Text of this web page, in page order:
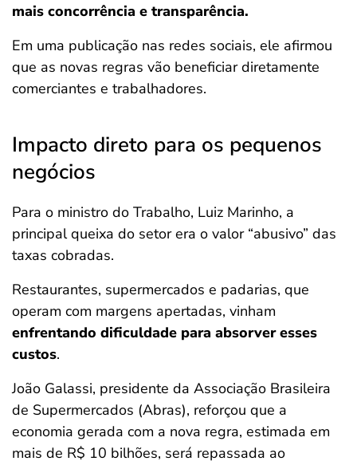
mais concorrência e transparência.
Em uma publicação nas redes sociais, ele afirmou
que as novas regras vão beneficiar diretamente
comerciantes e trabalhadores.
Impacto direto para os pequenos
negócios
Para o ministro do Trabalho, Luiz Marinho, a
principal queixa do setor era o valor “abusivo” das
taxas cobradas.
Restaurantes, supermercados e padarias, que
operam com margens apertadas, vinham
enfrentando dificuldade para absorver esses
custos.
João Galassi, presidente da Associação Brasileira
de Supermercados (Abras), reforçou que a
economia gerada com a nova regra, estimada em
mais de R$ 10 bilhões, será repassada ao